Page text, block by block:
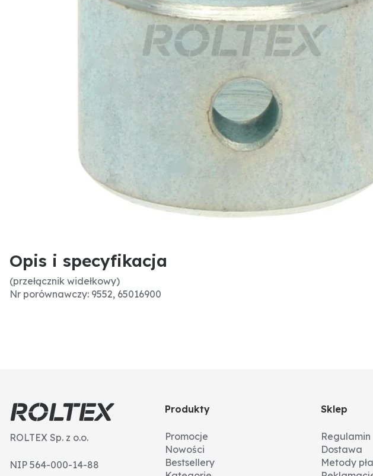
Opis i specyfikacja
(przełącznik widełkowy)
Nr porównawczy: 9552, 65016900
ROLTEX Sp. z o.o.
NIP 564-000-14-88
Produkty
Promocje
Nowości
Bestsellery
Sklep
Regulamin
Dostawa
Metody